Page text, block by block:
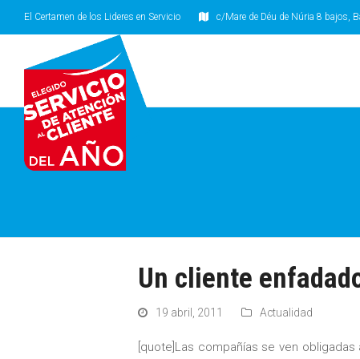
El Certamen de los Lideres en Servicio c/Mare de Déu de Núria 8 bajos,
Un cliente
19 abril, 2011 Actualidad
[quote]Las compañías se ven